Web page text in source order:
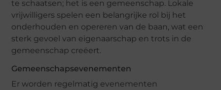
te schaatsen; het is een gemeenschap. Lokale
vrijwilligers spelen een belangrijke rol bij het
onderhouden en opereren van de baan, wat een
sterk gevoel van eigenaarschap en trots in de
gemeenschap creëert.
Gemeenschapsevenementen
Er worden regelmatig evenementen